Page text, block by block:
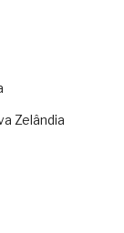
Zelândia